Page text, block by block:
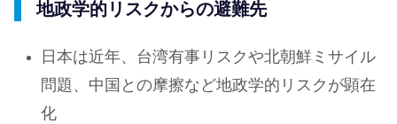
地政学的リスクからの避難先
日本は近年、台湾有事リスクや北朝鮮ミサイル
問題、中国との摩擦など地政学的リスクが顕在
化